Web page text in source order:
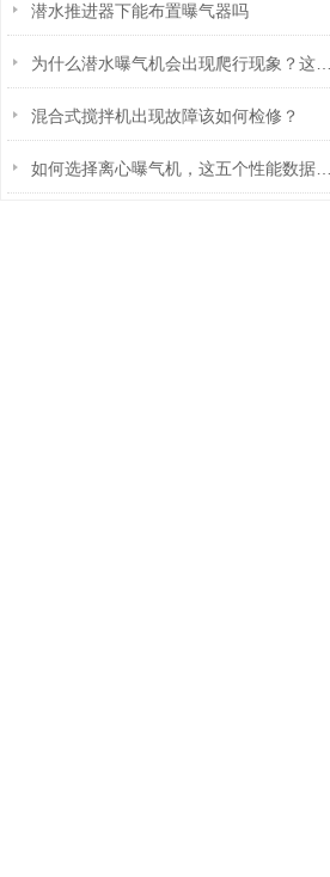
潜水推进器下能布置曝气器吗
混合式搅拌机出现故障该如何检修？